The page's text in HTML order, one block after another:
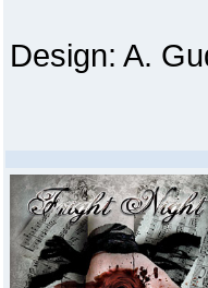
Design: A.